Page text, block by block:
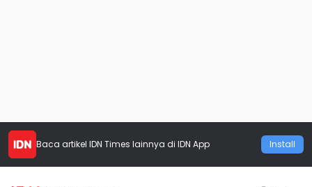
Baca artikel IDN Times lainnya di IDN App Install